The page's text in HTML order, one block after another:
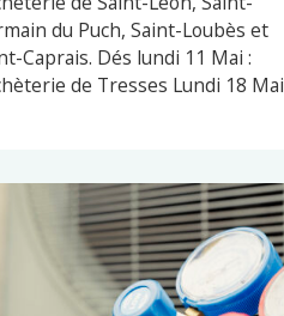
du Puch, Saint-Loubès et
Caprais. Dés lundi 11 Mai :
de Tresses Lundi 18 Mai